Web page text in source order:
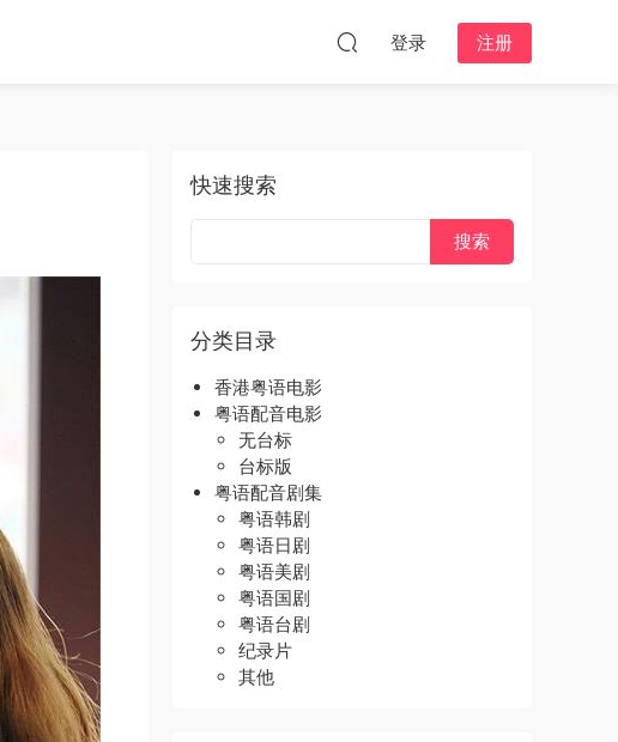
登录 注册
快速搜索
分类目录
香港粤语电影
粤语配音电影
无台标
台标版
粤语配音剧集
粤语韩剧
粤语日剧
粤语美剧
粤语国剧
粤语台剧
纪录片
其他